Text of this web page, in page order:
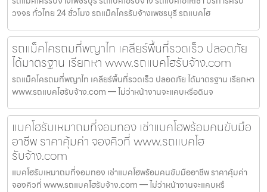
วงจร ทั่วไทย 24 ชั่วโมง รถแม็คโครรับจ้างเพชรบุรี รถแบคโฮ
รถแม็คโครถมที่พญาไท เคลียร์พื้นที่รวดเร็ว ปลอดภัย
ได้มาตรฐาน เรียกหา www.รถแบคโฮรับจ้าง.com
รถแม็คโครถมที่พญาไท เคลียร์พื้นที่รวดเร็ว ปลอดภัย ได้มาตรฐาน เรียกหา
www.รถแบคโฮรับจ้าง.com — ไม่ว่าหน้างานจะแคบหรือดินจ
แบคโฮรับเหมาถมที่จอมทอง เช่าแบคโฮพร้อมคนขับมือ
อาชีพ ราคาคุ้มค่า จองคิวที่ www.รถแบคโฮ
รับจ้าง.com
แบคโฮรับเหมาถมที่จอมทอง เช่าแบคโฮพร้อมคนขับมืออาชีพ ราคาคุ้มค่า
จองคิวที่ www.รถแบคโฮรับจ้าง.com — ไม่ว่าหน้างานจะแคบหรื